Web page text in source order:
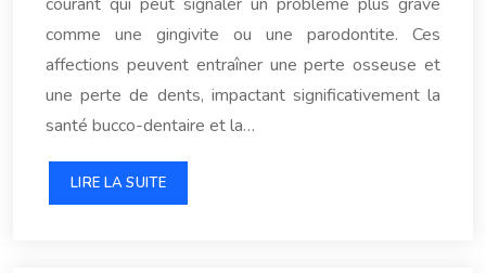
comme une gingivite ou une parodontite. Ces
affections peuvent entraîner une perte osseuse et
une perte de dents, impactant significativement la
santé bucco-dentaire et la…
LIRE LA SUITE